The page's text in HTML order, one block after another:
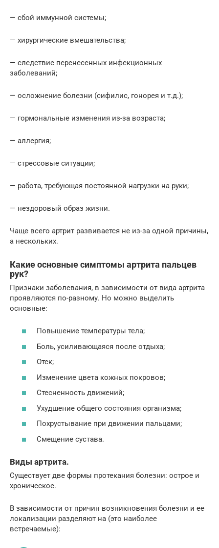
— сбой иммунной системы;
— хирургические вмешательства;
— следствие перенесенных инфекционных
заболеваний;
— осложнение болезни (сифилис, гонорея и т.д.);
— гормональные изменения из-за возраста;
— аллергия;
— стрессовые ситуации;
— работа, требующая постоянной нагрузки на руки;
— нездоровый образ жизни.
Чаще всего артрит развивается не из-за одной причины,
а нескольких.
Какие основные симптомы артрита пальцев
рук?
Признаки заболевания, в зависимости от вида артрита
проявляются по-разному. Но можно выделить
основные:
Повышение температуры тела;
Боль, усиливающаяся после отдыха;
Отек;
Изменение цвета кожных покровов;
Стесненность движений;
Ухудшение общего состояния организма;
Похрустывание при движении пальцами;
Смещение сустава.
Виды артрита.
Существует две формы протекания болезни: острое и
хроническое.
В зависимости от причин возникновения болезни и ее
локализации разделяют на (это наиболее
встречаемые):